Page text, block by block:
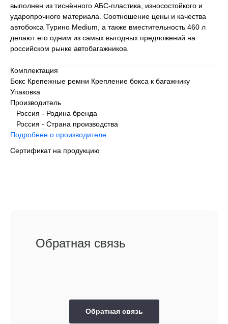
выполнен из тиснённого АБС-пластика, износостойкого и
ударопрочного материала. Соотношение цены и качества
автобокса Турино Medium, а также вместительность 460 л
делают его одним из самых выгодных предложений на
российском рынке автобагажников.
Комплектация
Бокс Крепежные ремни Крепление бокса к багажнику
Упаковка
Производитель
Россия - Родина бренда
Россия - Страна производства
Подробнее о производителе
Сертификат на продукцию
Обратная связь
Обратная связь